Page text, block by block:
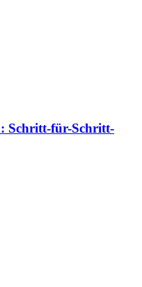
Schritt-für-Schritt-